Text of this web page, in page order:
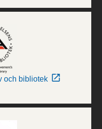
och bibliotek